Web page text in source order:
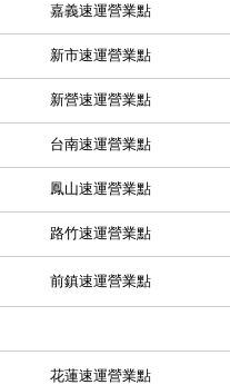
嘉義速運營業點
新市速運營業點
新營速運營業點
台南速運營業點
鳳山速運營業點
路竹速運營業點
前鎮速運營業點
花蓮速運營業點